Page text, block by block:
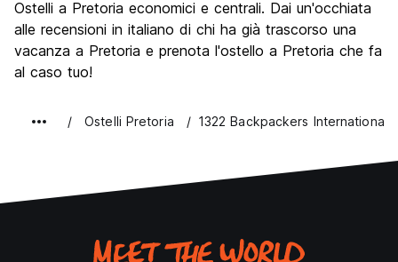
Luoghi di interesse culturale
7.5
Festa / Vita notturna
6.5
Qualita' Prezzo
Ostelli a Pretoria economici e centrali. Dai un'occhiata
alle recensioni in italiano di chi ha già trascorso una
vacanza a Pretoria e prenota l'ostello a Pretoria che fa
al caso tuo!
Ostelli Pretoria 1322 Backpackers International